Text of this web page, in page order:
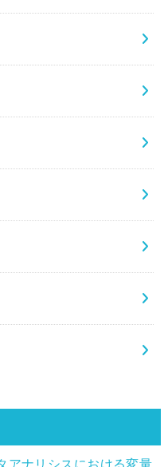
アナリシスにおける変量